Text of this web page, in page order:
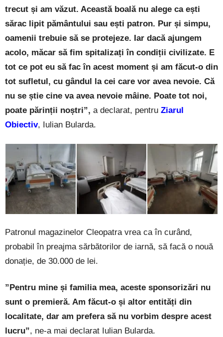
trecut și am văzut. Această boală nu alege ca ești
sărac lipit pământului sau ești patron. Pur și simpu,
oamenii trebuie să se protejeze. Iar dacă ajungem
acolo, măcar să fim spitalizați în condiții civilizate. E
tot ce pot eu să fac în acest moment și am făcut-o din
tot sufletul, cu gândul la cei care vor avea nevoie. Că
nu se știe cine va avea nevoie mâine. Poate tot noi,
poate părinții noștri”, a declarat, pentru Ziarul
Obiectiv, Iulian Bularda.
Patronul magazinelor Cleopatra vrea ca în curând,
probabil în preajma sărbătorilor de iarnă, să facă o nouă
donație, de 30.000 de lei.
”Pentru mine și familia mea, aceste sponsorizări nu
sunt o premieră. Am făcut-o și altor entități din
localitate, dar am prefera să nu vorbim despre acest
lucru”, ne-a mai declarat Iulian Bularda.